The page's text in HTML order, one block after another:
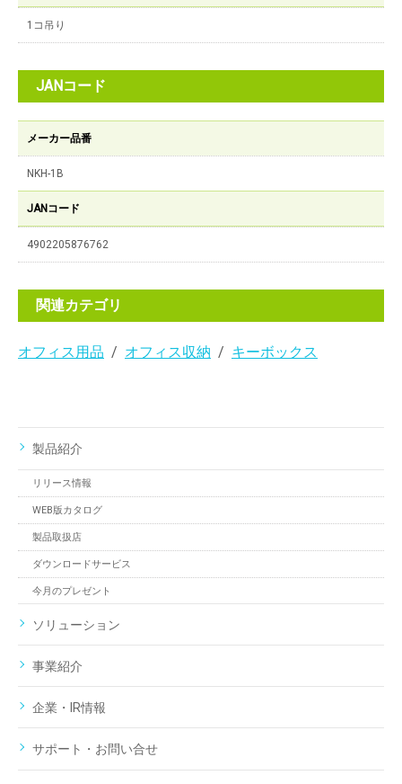
1コ吊り
JANコード
メーカー品番
NKH-1B
JANコード
4902205876762
関連カテゴリ
オフィス用品 オフィス収納 キーボックス
製品紹介
リリース情報
WEB版カタログ
製品取扱店
ダウンロードサービス
今月のプレゼント
ソリューション
事業紹介
企業・IR情報
サポート・お問い合せ